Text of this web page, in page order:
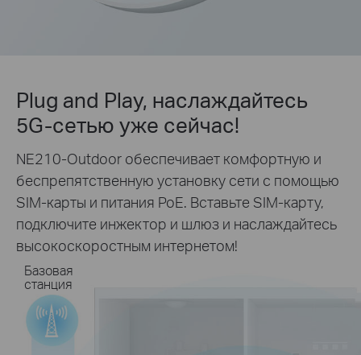
Plug and Play, наслаждайтесь
5G-сетью уже сейчас!
NE210-Outdoor обеспечивает комфортную и
беспрепятственную установку сети с помощью
SIM-карты и питания PoE. Вставьте SIM-карту,
подключите инжектор и шлюз и наслаждайтесь
высокоскоростным интернетом!
Базовая
станция